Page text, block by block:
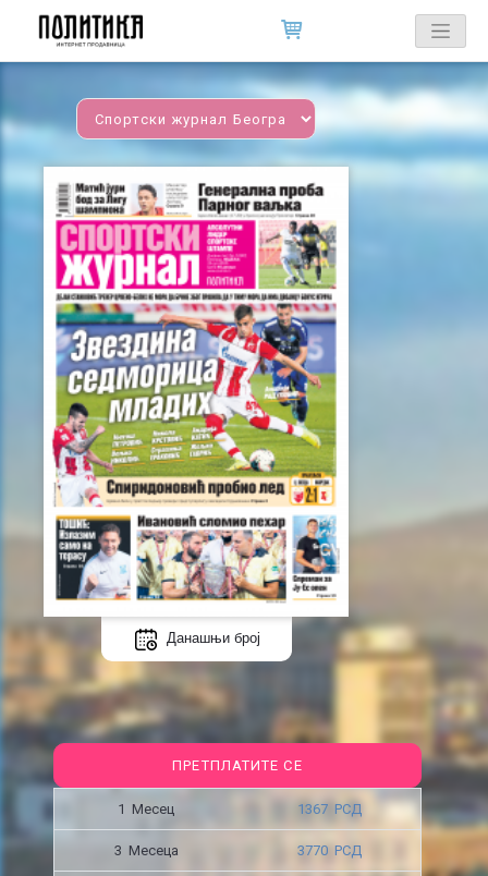
Данашњи број
ПРЕТПЛАТИТЕ СЕ
1 Месец 1367 РСД
3 Месецa 3770 РСД